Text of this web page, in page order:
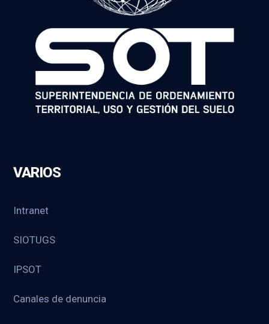
VARIOS
Intranet
SIOTUGS
IPSOT
Canales de denuncia